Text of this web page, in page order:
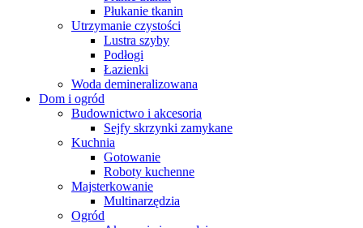
Płukanie tkanin
Utrzymanie czystości
Lustra szyby
Podłogi
Łazienki
Woda demineralizowana
Dom i ogród
Budownictwo i akcesoria
Sejfy skrzynki zamykane
Kuchnia
Gotowanie
Roboty kuchenne
Majsterkowanie
Multinarzędzia
Ogród